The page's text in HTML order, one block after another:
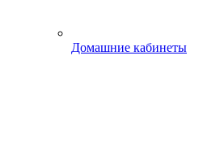
Домашние кабинеты